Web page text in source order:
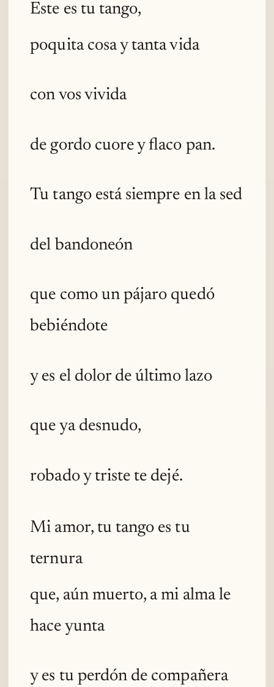
Este es tu tango,
poquita cosa y tanta vida
con vos vivida
de gordo cuore y flaco pan.
Tu tango está siempre en la sed
del bandoneón
que como un pájaro quedó
bebiéndote
y es el dolor de último lazo
que ya desnudo,
robado y triste te dejé.
Mi amor, tu tango es tu
ternura
que, aún muerto, a mi alma le
hace yunta
y es tu perdón de compañera